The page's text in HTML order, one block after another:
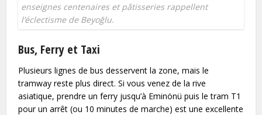
enseignes centenaires et pâtisseries rappellent
l’éclectisme de Beyoğlu.
Bus, Ferry et Taxi
Plusieurs lignes de bus desservent la zone, mais le
tramway reste plus direct. Si vous venez de la rive
asiatique, prendre un ferry jusqu’à Eminönü puis le tram T1
pour un arrêt (ou 10 minutes de marche) est une excellente